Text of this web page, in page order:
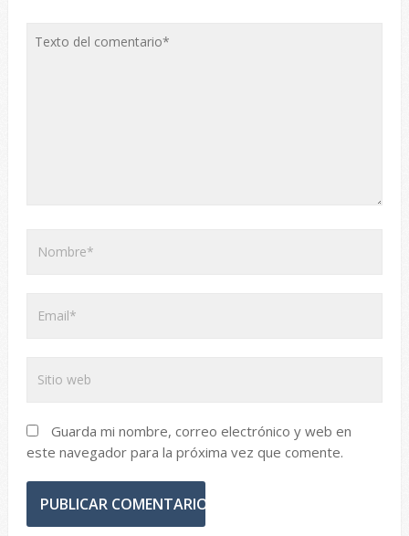
Guarda mi nombre, correo electrónico y web en
este navegador para la próxima vez que comente.